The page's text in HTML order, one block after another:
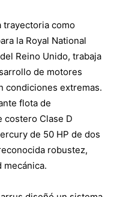
trayectoria como
la Royal National
Reino Unido, trabaja
de motores
condiciones extremas.
flota de
costero Clase D
de 50 HP de dos
robustez,
mecánica.